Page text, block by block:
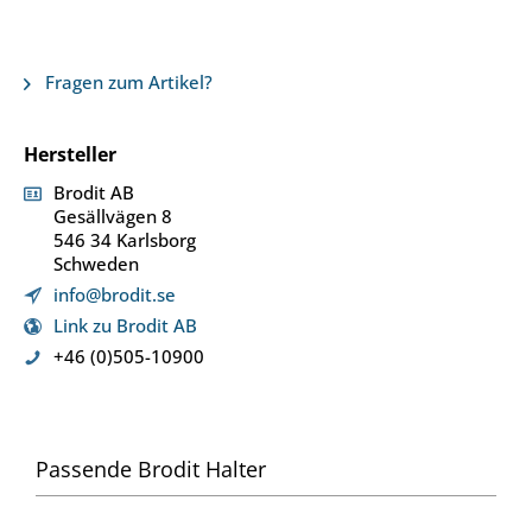
Fragen zum Artikel?
Hersteller
Brodit AB
Gesällvägen 8
546 34 Karlsborg
Schweden
info@brodit.se
Link zu Brodit AB
+46 (0)505-10900
Passende Brodit Halter